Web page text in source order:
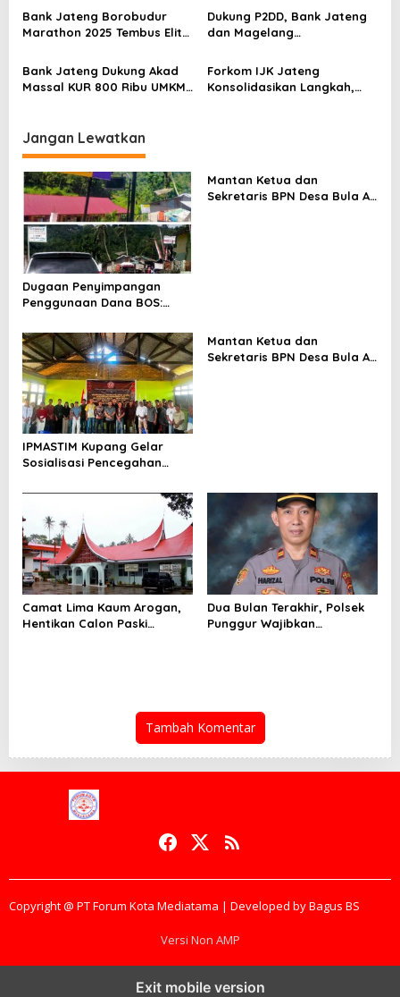
i
o
s
Bank Jateng Borobudur
Marathon 2025 Tembus Elite
Bukti Kualitas Mendunia
Dukung P2DD, Bank Jateng
dan Magelang
Tata Kelola Keuangan yang
Transparan
Bank Jateng Dukung Akad
Massal KUR 800 Ribu UMKM,
Forkom IJK Jateng
Konsolidasikan Langkah,
Jangan Lewatkan
Dugaan Penyimpangan
Penggunaan Dana BOS:
Dan Pengembalian Kerugian
Negara
Mantan Ketua dan
Sekretaris BPN Desa Bula Air
IPMASTIM Kupang Gelar
Sosialisasi Pencegahan
KDRT di Desa Kondamara
Mantan Ketua dan
Sekretaris BPN Desa Bula Air
Camat Lima Kaum Arogan,
Hentikan Calon Paski
Dua Bulan Terakhir, Polsek
Punggur Wajibkan
Tambah Komentar
Copyright @ PT Forum Kota Mediatama | Developed by Bagus BS
Versi Non AMP
Exit mobile version